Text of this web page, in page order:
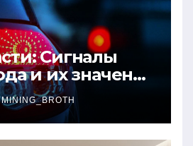
Сигналы
и их значение
на
MINING_BROTH